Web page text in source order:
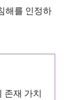
해를 인정하
존재 가치